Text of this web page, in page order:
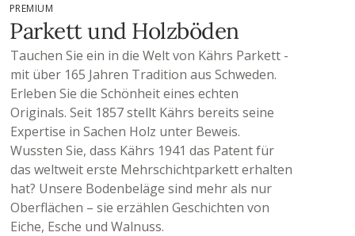
PREMIUM
Parkett und Holzböden
Tauchen Sie ein in die Welt von Kährs Parkett -
mit über 165 Jahren Tradition aus Schweden.
Erleben Sie die Schönheit eines echten
Originals. Seit 1857 stellt Kährs bereits seine
Expertise in Sachen Holz unter Beweis.
Wussten Sie, dass Kährs 1941 das Patent für
das weltweit erste Mehrschichtparkett erhalten
hat? Unsere Bodenbeläge sind mehr als nur
Oberflächen – sie erzählen Geschichten von
Eiche, Esche und Walnuss.